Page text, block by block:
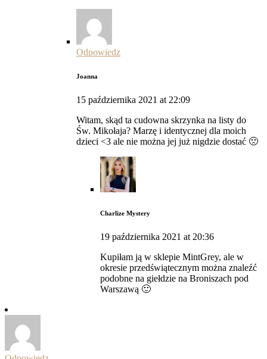
Odpowiedz
Joanna
15 października 2021 at 22:09
Witam, skąd ta cudowna skrzynka na listy do
Św. Mikołaja? Marzę i identycznej dla moich
dzieci <3 ale nie można jej już nigdzie dostać 🙁
Charlize Mystery
19 października 2021 at 20:36
Kupiłam ją w sklepie MintGrey, ale w
okresie przedświątecznym można znaleźć
podobne na giełdzie na Broniszach pod
Warszawą 🙂